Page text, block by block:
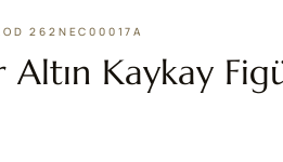
262NEC00017A
Altın Kaykay